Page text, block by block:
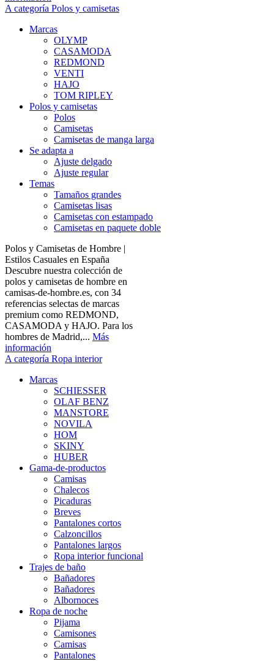
A categoría Polos y camisetas
Marcas
OLYMP
CASAMODA
REDMOND
VENTI
HAJO
TOM RIPLEY
Polos y camisetas
Polos
Camisetas
Camisetas de manga larga
Se adapta a
Ajuste delgado
Ajuste regular
Temas
Tamaños grandes
Camisetas lisas
Camisetas con estampado
Camisetas en paquete doble
Polos y Camisetas de Hombre |
Estilos Casuales en España
Descubre nuestra colección de
polos y camisetas de hombre en
camisas-de-hombre.es, con 34
referencias selectas de marcas
premium como REDMOND,
CASAMODA y HAJO. Para los
hombres de Madrid,... Más
información
A categoría Ropa interior
Marcas
SCHIESSER
OLAF BENZ
MANSTORE
NOVILA
HOM
SKINY
HUBER
Gama-de-productos
Camisas
Chalecos
Picaduras
Breves
Pantalones cortos
Calzoncillos
Pantalones largos
Ropa interior funcional
Trajes de baño
Bañadores
Bañadores
Albornoces
Ropa de noche
Pijama
Camisones
Camisas
Pantalones